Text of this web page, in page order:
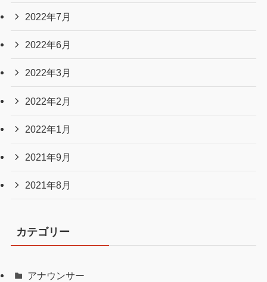
2022年7月
2022年6月
2022年3月
2022年2月
2022年1月
2021年9月
2021年8月
カテゴリー
アナウンサー